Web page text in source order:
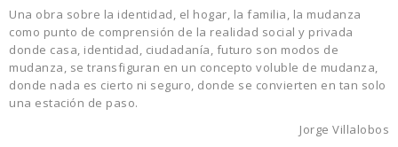
Una obra sobre la identidad, el hogar, la familia, la mudanza
como punto de comprensión de la realidad social y privada
donde casa, identidad, ciudadanía, futuro son modos de
mudanza, se transfiguran en un concepto voluble de mudanza,
donde nada es cierto ni seguro, donde se convierten en tan solo
una estación de paso.
Jorge Villalobos